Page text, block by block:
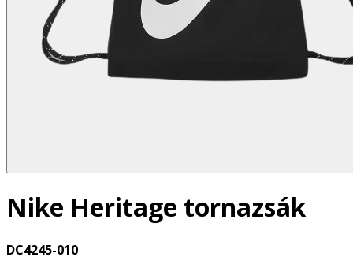
Nike Heritage tornazsák
DC4245-010